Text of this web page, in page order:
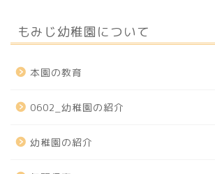
もみじ幼稚園について
本園の教育
0602_幼稚園の紹介
幼稚園の紹介